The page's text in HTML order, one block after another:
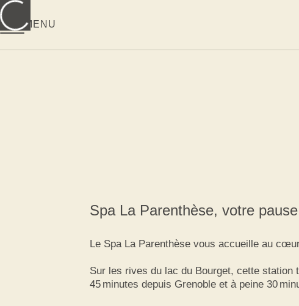
MENU
Spa La Parenthèse, votre
Le Spa La Parenthèse vous accueille au
Sur les rives du lac du Bourget, cette station
45 minutes depuis Grenoble et à peine 30